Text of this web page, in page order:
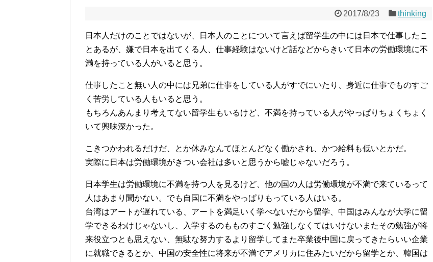
2017/8/23 thinking
日本人だけのことではないが、日本人のことについて言えば留学生の中には日本で仕事したこ
とあるが、嫌で日本を出てくる人、仕事経験はないけど話などからきいて日本の労働環境に不
満を持っている人がいると思う。
仕事したこと無い人の中には兄弟に仕事をしている人がすでにいたり、身近に仕事でものすご
く苦労している人もいると思う。
もちろんあんまり考えてない留学生もいるけど、不満を持っている人がやっぱりちょくちょく
いて興味深かった。
こきつかわれるだけだ、とか休みなんてほとんどなく働かされ、かつ給料も低いとかだ。
実際に日本は労働環境がきつい会社は多いと思うから嘘じゃないだろう。
日本学生は労働環境に不満を持つ人を見るけど、他の国の人は労働環境が不満で来ているって
人はあまり聞かない。でも自国に不満をやっぱりもっている人はいる。
台湾はアートが遅れている、アートを満足いく学べないだから留学、中国はみんなが大学に留
学できるわけじゃないし、入学するのもものすごく勉強しなくてはいけないまたその勉強が将
来役立つとも思えない、無駄な努力するより留学してまた卒業後中国に戻ってきたらいい企業
に就職できるとか、中国の安全性に将来が不満でアメリカに住みたいだから留学とか、韓国は